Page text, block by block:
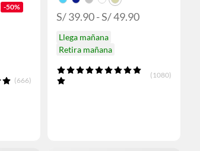
-50%
(666)
S/ 39.90 - S/ 49.90
Llega mañana
Retira mañana
(1080)